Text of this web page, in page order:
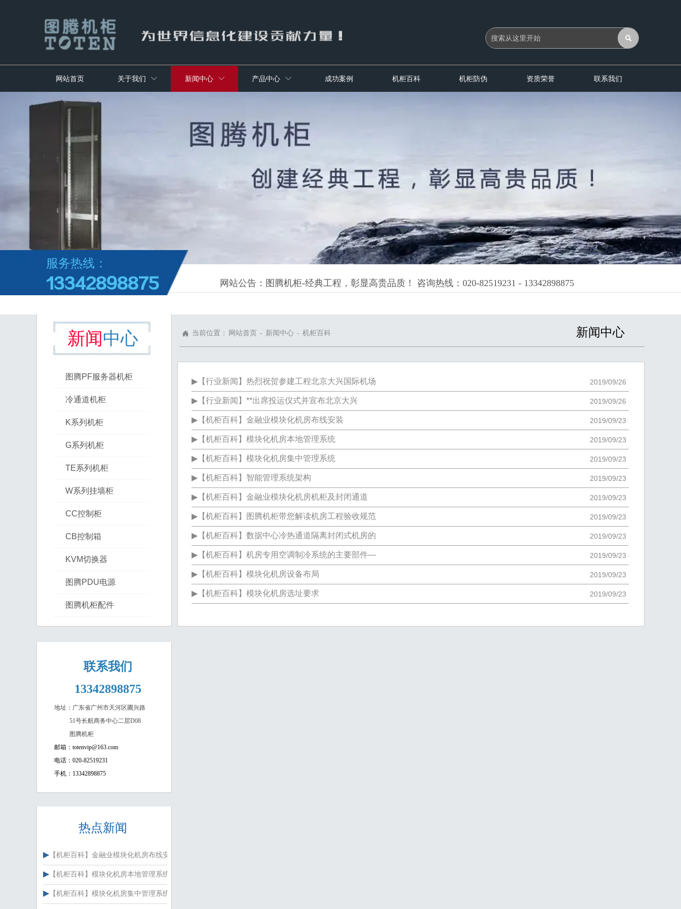
网站首页 关于我们  新闻中心  产品中心  成功案例 机柜百科 机柜防伪 资质荣誉 联系我们

 当前位置： 网站首页 - 新闻中心 - 机柜百科
网站公告：图腾机柜-经典工程，彰显高贵品质！ 咨询热线：020-82519231 - 13342898875
服务热线：
13342898875
图腾PF服务器机柜
冷通道机柜
K系列机柜
G系列机柜
TE系列机柜
W系列挂墙柜
CC控制柜
CB控制箱
KVM切换器
图腾PDU电源
图腾机柜配件
新闻中心
▶【行业新闻 】 热烈祝贺参建工程北京大兴国际机场 2019/09/26
▶【行业新闻 】 **出席投运仪式并宣布北京大兴 2019/09/26
▶【机柜百科】 金融业模块化机房布线安装 2019/09/23
▶【机柜百科】 模块化机房本地管理系统 2019/09/23
▶【机柜百科】 模块化机房集中管理系统 2019/09/23
▶【机柜百科】 智能管理系统架构 2019/09/23
▶【机柜百科】 金融业模块化机房机柜及封闭通道 2019/09/23
▶【机柜百科】 图腾机柜带您解读机房工程验收规范 2019/09/23
▶【机柜百科】 数据中心冷热通道隔离封闭式机房的 2019/09/23
▶【机柜百科】 机房专用空调制冷系统的主要部件— 2019/09/23
▶【机柜百科】 模块化机房设备布局 2019/09/23
▶【机柜百科】 模块化机房选址要求 2019/09/23
新闻中心
联系我们
13342898875
地址：广东省广州市天河区圃兴路
51号长航商务中心二层D08
图腾机柜
邮箱：totenvip@163.com
电话：020-82519231
手机：13342898875
▶ 【机柜百科】 金融业模块化机房布线安装
▶ 【机柜百科】 模块化机房本地管理系统
▶ 【机柜百科】 模块化机房集中管理系统
热点新闻